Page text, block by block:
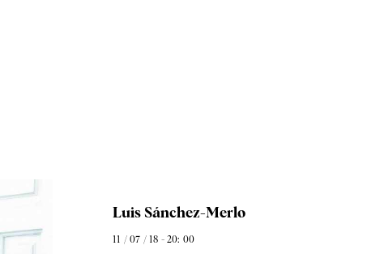
Luis Sánchez-Merlo
11 / 07 / 18 - 20: 00